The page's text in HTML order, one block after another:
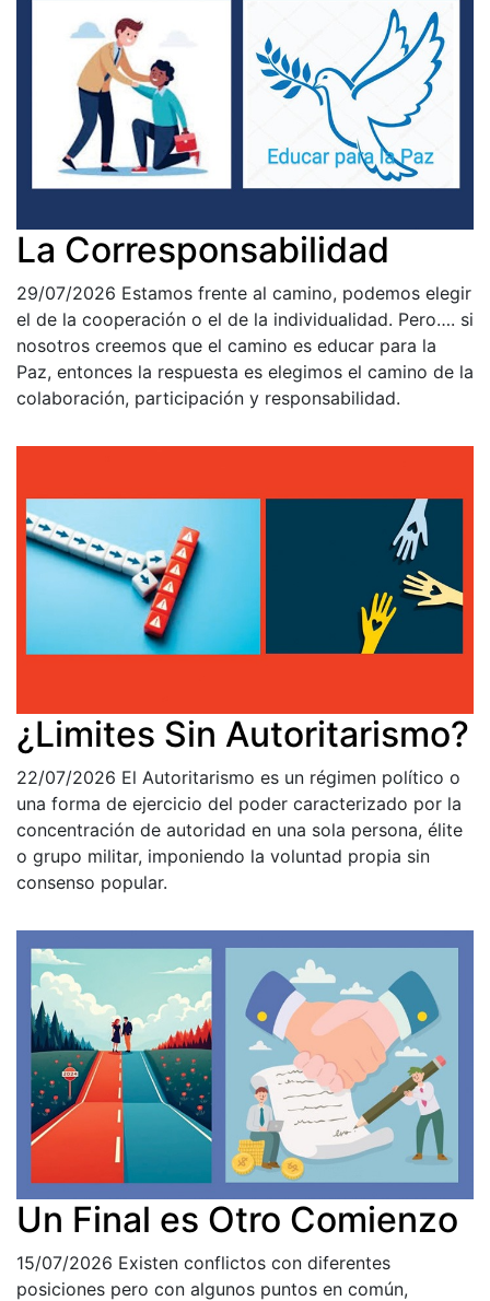
La Corresponsabilidad
29/07/2026 Estamos frente al camino, podemos elegir
el de la cooperación o el de la individualidad. Pero…. si
nosotros creemos que el camino es educar para la
Paz, entonces la respuesta es elegimos el camino de la
colaboración, participación y responsabilidad.
¿Limites Sin Autoritarismo?
22/07/2026 El Autoritarismo es un régimen político o
una forma de ejercicio del poder caracterizado por la
concentración de autoridad en una sola persona, élite
o grupo militar, imponiendo la voluntad propia sin
consenso popular.
Un Final es Otro Comienzo
15/07/2026 Existen conflictos con diferentes
posiciones pero con algunos puntos en común,